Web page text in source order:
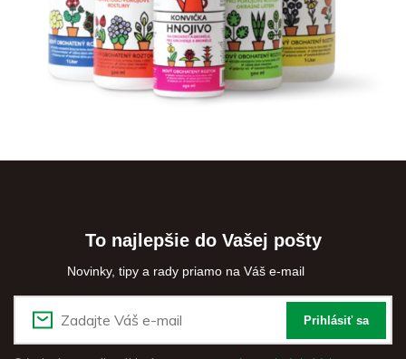
To najlepšie do Vašej pošty
Novinky, tipy a rady priamo na Váš e-mail
Prihlásiť sa